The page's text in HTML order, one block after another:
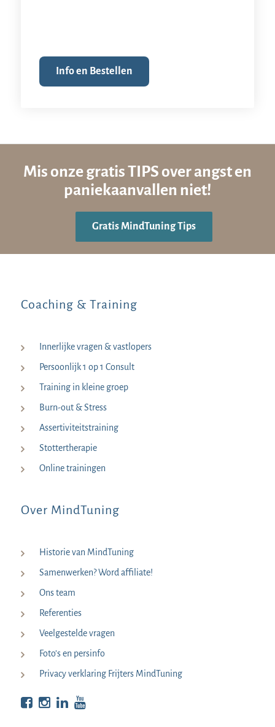
Info en Bestellen
Mis onze gratis TIPS over angst en
paniekaanvallen niet!
Gratis MindTuning Tips
Coaching & Training
Innerlijke vragen & vastlopers
Persoonlijk 1 op 1 Consult
Training in kleine groep
Burn-out & Stress
Assertiviteitstraining
Stottertherapie
Online trainingen
Over MindTuning
Historie van MindTuning
Samenwerken? Word affiliate!
Ons team
Referenties
Veelgestelde vragen
Foto’s en persinfo
Privacy verklaring Frijters MindTuning
Bekijk op Facebook
Bekijk op Instagram
Bekijk op LinkedIn